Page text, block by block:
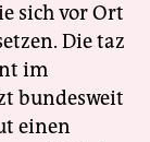
sich vor Ort
Die taz
im
bundesweit
einen